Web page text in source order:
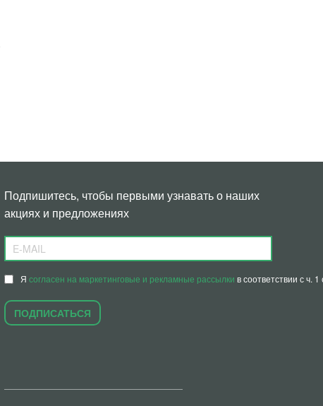
Подпишитесь, чтобы первыми узнавать о наших
акциях и предложениях
Я согласен на маркетинговые и рекламные рассылки в соответствии с
ПОДПИСАТЬСЯ